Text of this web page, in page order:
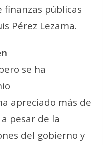
finanzas públicas
Pérez Lezama.
se ha
apreciado más de
pesar de la
del gobierno y